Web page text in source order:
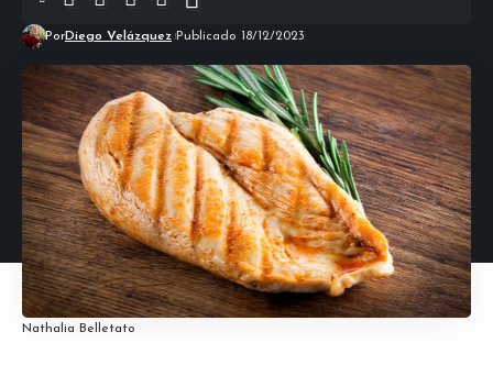
PorDiego Velázquez Publicado 18/12/2023
Nathalia Belletato